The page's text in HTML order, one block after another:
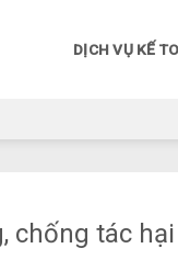
DỊCH VỤ KẾ
chống tác